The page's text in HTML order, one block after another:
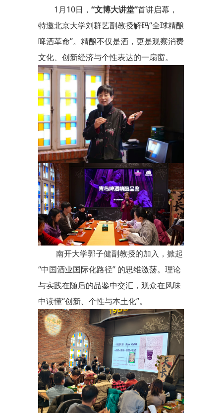
1月10日， “文博大讲堂”首讲启幕，
特邀北京大学刘群艺副教授解码“全球精酿
啤酒革命”。精酿不仅是酒，更是观察消费
文化、创新经济与个性表达的一扇窗。
南开大学郭子健副教授的加入，掀起
“中国酒业国际化路径” 的思维激荡。理论
与实践在随后的品鉴中交汇，观众在风味
中读懂“创新、个性与本土化”。